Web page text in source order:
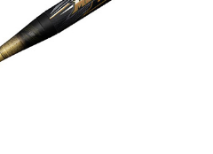
シーPUフォーム